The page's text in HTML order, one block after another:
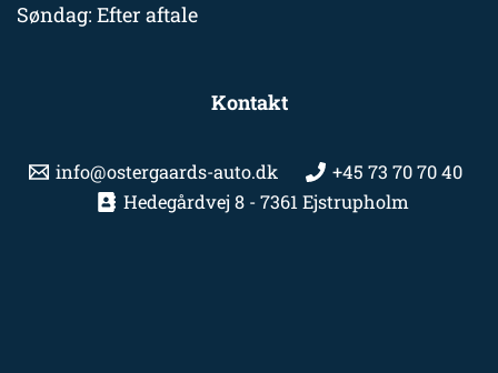
Søndag: Efter aftale
Kontakt
info@ostergaards-auto.dk
+45 73 70 70 40
Hedegårdvej 8 - 7361 Ejstrupholm